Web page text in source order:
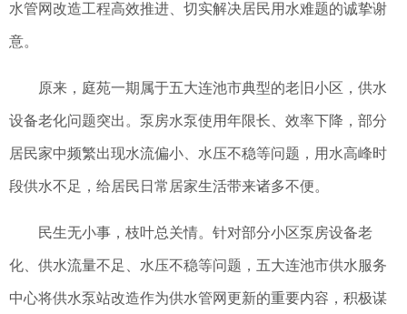
水管网改造工程高效推进、切实解决居民用水难题的诚挚谢
意。
原来，庭苑一期属于五大连池市典型的老旧小区，供水
设备老化问题突出。泵房水泵使用年限长、效率下降，部分
居民家中频繁出现水流偏小、水压不稳等问题，用水高峰时
段供水不足，给居民日常居家生活带来诸多不便。
民生无小事，枝叶总关情。针对部分小区泵房设备老
化、供水流量不足、水压不稳等问题，五大连池市供水服务
中心将供水泵站改造作为供水管网更新的重要内容，积极谋